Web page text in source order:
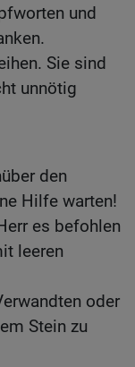
und
Sie sind
unnötig
den
Hilfe warten!
es befohlen
leeren
oder
Stein zu